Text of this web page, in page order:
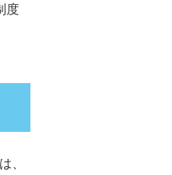
度
、